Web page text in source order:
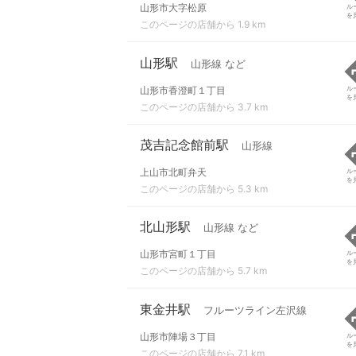
山形市大字松原
このページの店舗から 1.9 km
ル
を
山形駅 山形線 など
山形市香澄町１丁目
このページの店舗から 3.7 km
ル
を
茂吉記念館前駅 山形線
上山市北町弁天
このページの店舗から 5.3 km
ル
を
北山形駅 山形線 など
山形市宮町１丁目
このページの店舗から 5.7 km
ル
を
東金井駅 フルーツライン左沢線
山形市陣場３丁目
このページの店舗から 7.1 km
ル
を